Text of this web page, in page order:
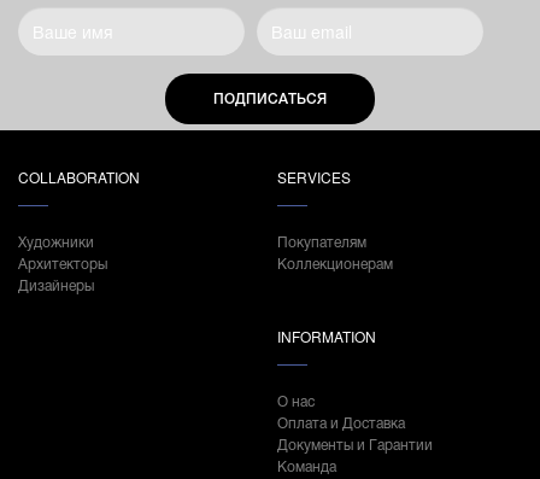
ПОДПИСАТЬСЯ
COLLABORATION
Художники
Архитекторы
Дизайнеры
SERVICES
Покупателям
Коллекционерам
INFORMATION
О нас
Оплата и Доставка
Документы и Гарантии
Команда